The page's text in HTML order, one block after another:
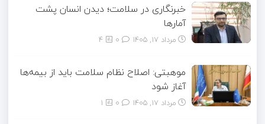
خبرنگاری در سلامت؛ دیدن انسان پشت
آمارها
مرداد ۱۷, ۱۴۰۵ 4
موهبتی: اصلاح نظام سلامت باید از بیمه‌ها
آغاز شود
مرداد ۱۷, ۱۴۰۵ 1